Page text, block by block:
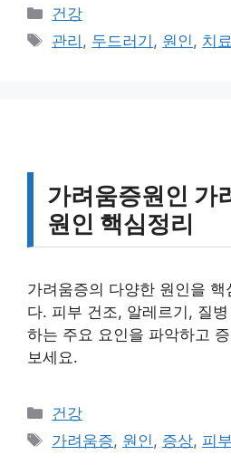
카
테
건강
태
관리 , 두드러기 , 원인, 치료
가려움증원인 가
원인 핵심정리
가려움증의 다양한 원인을 핵
다. 피부 건조, 알레르기, 질
하는 주요 요인을 파악하고
보세요.
카
테
건강
태
가려움증, 원인, 증상, 피